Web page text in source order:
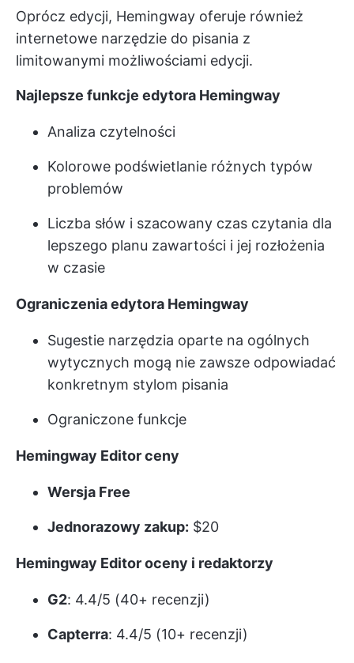
Oprócz edycji, Hemingway oferuje również
internetowe narzędzie do pisania z
limitowanymi możliwościami edycji.
Najlepsze funkcje edytora Hemingway
Analiza czytelności
Kolorowe podświetlanie różnych typów
problemów
Liczba słów i szacowany czas czytania dla
lepszego planu zawartości i jej rozłożenia
w czasie
Ograniczenia edytora Hemingway
Sugestie narzędzia oparte na ogólnych
wytycznych mogą nie zawsze odpowiadać
konkretnym stylom pisania
Ograniczone funkcje
Hemingway Editor ceny
Wersja Free
Jednorazowy zakup: $20
Hemingway Editor oceny i redaktorzy
G2: 4.4/5 (40+ recenzji)
Capterra: 4.4/5 (10+ recenzji)